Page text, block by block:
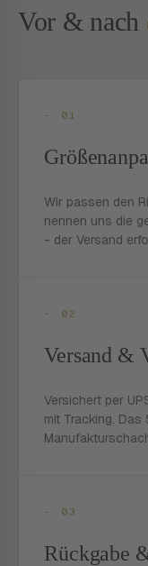
Vor & nach
- 01
Wir passen den
nennen uns die
- der Versand
- 02
Versand &
Versichert per
mit Tracking.
- 03
Rückgabe